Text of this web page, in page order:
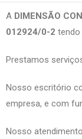
A DIMENSÃO
012924/0-2
Prestamos
Nosso escritório
empresa, e com
Nosso